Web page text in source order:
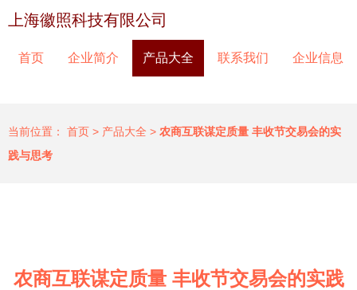
上海徽照科技有限公司
首页 企业简介 产品大全 联系我们 企业信息
当前位置： 首页 > 产品大全 > 农商互联谋定质量 丰收节交易会的实
践与思考
农商互联谋定质量 丰收节交易会的实践